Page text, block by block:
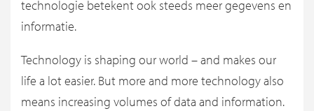
technologie betekent ook steeds meer gegevens en
informatie.
Technology is shaping our world – and makes our
life a lot easier. But more and more technology also
means increasing volumes of data and information.